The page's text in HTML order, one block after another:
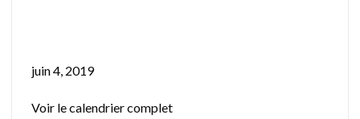
de
de
juin 4, 2019
Voir le calendrier complet